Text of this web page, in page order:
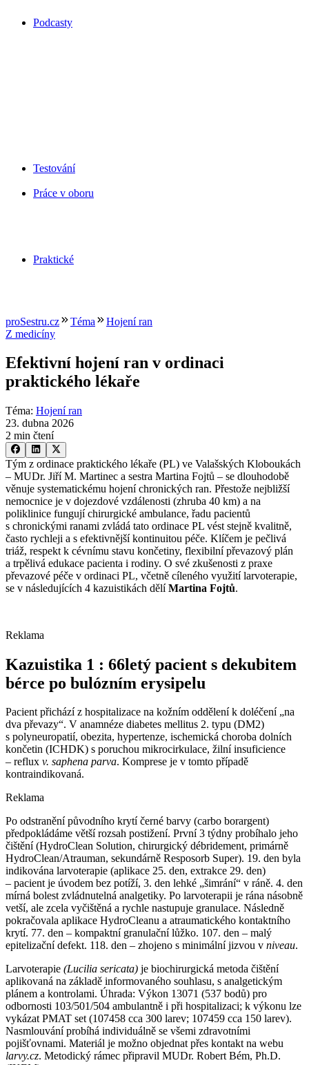
Podcasty
Testování
Práce v oboru
Praktické
proSestru.cz Téma
Hojení ran
Z medicíny
Efektivní hojení ran v ordinaci
praktického lékaře
Téma: Hojení ran
23. dubna 2026
2 min čtení
Tým z ordinace praktického lékaře (PL) ve Valašských Kloboukách
–⁠ MUDr. Jiří M. Martinec a sestra Martina Fojtů –⁠ se dlouhodobě
věnuje systematickému hojení chronických ran. Přestože nejbližší
nemocnice je v dojezdové vzdálenosti (zhruba 40 km) a na
poliklinice fungují chirurgické ambulance, řadu pacientů
s chronickými ranami zvládá tato ordinace PL vést stejně kvalitně,
často rychleji a s efektivnější kontinuitou péče. Klíčem je pečlivá
triáž, respekt k cévnímu stavu končetiny, flexibilní převazový plán
a trpělivá edukace pacienta i rodiny. O své zkušenosti z praxe
převazové péče v ordinaci PL, včetně cíleného využití larvoterapie,
se v následujících 4 kazuistikách dělíMartina Fojtů.
Reklama
Kazuistika 1 : 66letý pacient s dekubitem
bérce po bulózním erysipelu
Pacient přichází z hospitalizace na kožním oddělení k doléčení „na
dva převazy“. V anamnéze diabetes mellitus 2. typu (DM2)
s polyneuropatií, obezita, hypertenze, ischemická choroba dolních
končetin (ICHDK) s poruchou mikrocirkulace, žilní insuficience
–⁠ reflux v. saphena parva. Komprese je v tomto případě
kontraindikovaná.
Reklama
Po odstranění původního krytí černé barvy (carbo borargent)
předpokládáme větší rozsah postižení. První 3 týdny probíhalo jeho
čištění (HydroClean Solution, chirurgický débridement, primárně
HydroClean/Atrauman, sekundárně Resposorb Super). 19. den byla
indikována larvoterapie (aplikace 25. den, extrakce 29. den)
–⁠ pacient je úvodem bez potíží, 3. den lehké „šimrání“ v ráně. 4. den
mírná bolest zvládnutelná analgetiky. Po larvoterapii je rána násobně
vetší, ale zcela vyčištěná a rychle nastupuje granulace. Následně
pokračovala aplikace HydroCleanu a atraumatického kontaktního
krytí. 77. den –⁠ kompaktní granulační lůžko. 107. den –⁠ malý
epitelizační defekt. 118. den –⁠ zhojeno s minimální jizvou v niveau.
Larvoterapie (Lucilia sericata) je biochirurgická metoda čištění
aplikovaná na základě informovaného souhlasu, s analgetickým
plánem a kontrolami. Úhrada: Výkon 13071 (537 bodů) pro
odbornosti 103/501/504 ambulantně i při hospitalizaci; k výkonu lze
vykázat PMAT set (107458 cca 300 larev; 107459 cca 150 larev).
Nasmlouvání probíhá individuálně se všemi zdravotními
pojišťovnami. Materiál je možno objednat přes kontakt na webu
larvy.cz. Metodický rámec připravil MUDr. Robert Bém, Ph.D.